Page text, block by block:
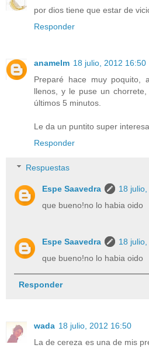
por dios tiene que estar de
Responder
anamelm 18 julio, 2012 16:50
Preparé hace muy poquito,
llenos, y le puse un
últimos 5 minutos.
Le da un puntito super
Responder
Respuestas
Espe Saavedra
18
que bueno!no lo habia oido
Espe Saavedra
18
que bueno!no lo habia oido
Responder
wada 18 julio, 2012 16:50
La de cereza es una de mis